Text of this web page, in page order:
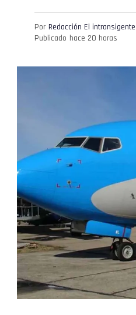
Por Redacción El intransigente
Publicado hace 20 horas